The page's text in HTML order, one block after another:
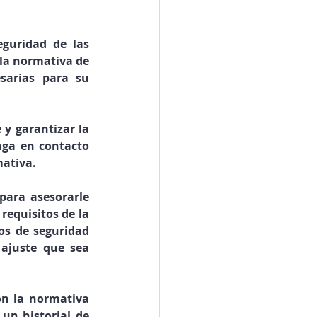
de las
normativa de
para su
y garantizar la
en contacto
asesorarle
de la
de seguridad
que sea
la normativa